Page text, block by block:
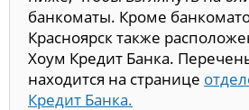
банкоматы. Кроме
Красноярск также
Хоум Кредит Банка.
находится на странице
Кредит Банка.